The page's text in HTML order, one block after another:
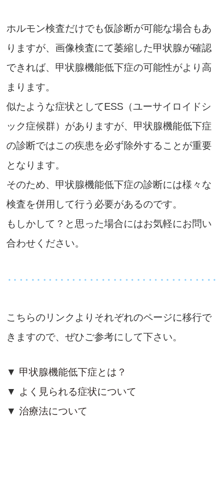
ホルモン検査だけでも仮診断が可能な場合もあ
りますが、画像検査にて萎縮した甲状腺が確認
できれば、甲状腺機能低下症の可能性がより高
まります。
似たような症状としてESS（ユーサイロイドシ
ック症候群）がありますが、甲状腺機能低下症
の診断ではこの疾患を必ず除外することが重要
となります。
そのため、甲状腺機能低下症の診断には様々な
検査を併用して行う必要があるのです。
もしかして？と思った場合にはお気軽にお問い
合わせください。
こちらのリンクよりそれぞれのページに移行で
きますので、ぜひご参考にして下さい。
▼ 甲状腺機能低下症とは？
▼ よく見られる症状について
▼治療法について